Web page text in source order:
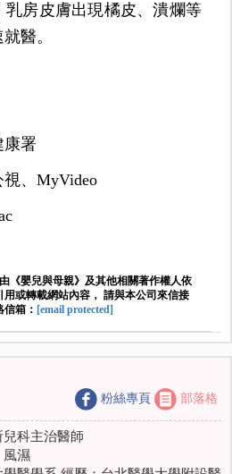
乳房皮膚出現橘皮、潰爛等
醫。
康署
、MyVideo
《嬰兒與母親》及其他相關著作權人依
或轉載網站內容， 請與本公司來信接
箱： [email protected]
粉絲專頁 部落格
科主治醫師
風濕